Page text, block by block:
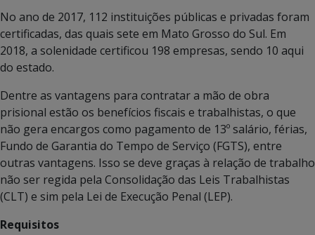
No ano de 2017, 112 instituições públicas e privadas foram
certificadas, das quais sete em Mato Grosso do Sul. Em
2018, a solenidade certificou 198 empresas, sendo 10 aqui
do estado.
Dentre as vantagens para contratar a mão de obra
prisional estão os benefícios fiscais e trabalhistas, o que
não gera encargos como pagamento de 13º salário, férias,
Fundo de Garantia do Tempo de Serviço (FGTS), entre
outras vantagens. Isso se deve graças à relação de trabalho
não ser regida pela Consolidação das Leis Trabalhistas
(CLT) e sim pela Lei de Execução Penal (LEP).
Requisitos